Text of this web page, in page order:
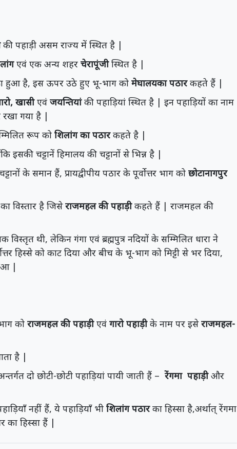
की पहाड़ी असम राज्य में स्थित है |
एवं एक अन्य शहर चेरापूंजीस्थित है |
हुआ है, इस ऊपर उठे हुए भू-भाग को मेघालयका पठारकहते हैं |
खासीएवं जयन्तियांकी पहाड़ियां स्थित है | इन पहाड़ियों का नाम
गया है |
रूप को शिलांग का पठारकहते है |
इसकी चट्टानें हिमालय की चट्टानों से भिन्न है |
के समान हैं, प्रायद्वीपीय पठार के पूर्वोत्तर भाग को छोटानागपुर
विस्तार है जिसेराजमहल की पहाड़ीकहते हैं | राजमहल की
थी, लेकिन गंगा एवं ब्रह्मपुत्र नदियों के सम्मिलित धारा ने
हिस्से को काट दिया और बीच के भू-भाग को मिट्टी से भर दिया,
|
को राजमहल की पहाड़ीएवं गारो पहाड़ीके नाम पर इसेराजमहल-
है |
दो छोटी-छोटी पहाड़ियां पायी जाती हैं –रेंगमा पहाड़ीऔर
नहीं हैं, ये पहाड़ियाँ भी शिलांग पठारका हिस्सा है,अर्थात् रेंगमा
का हिस्सा हैं |